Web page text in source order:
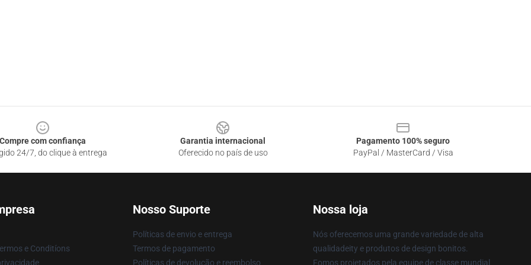
Compre com confiança
24/7, do clique à entrega
Garantia internacional
Oferecido no país de uso
Pagamento 100% seguro
PayPal / MasterCard / Visa
e Conditíons
Nosso Suporte
Políticas de envio e entrega
Termos de pagamento
Políticas de devolução e reembolso
Nossa loja
Nós oferecemos uma grande variedade de alta
qualidadeity e produtos de design bonitos.
Fomos projetados pela equipe de classe mundial